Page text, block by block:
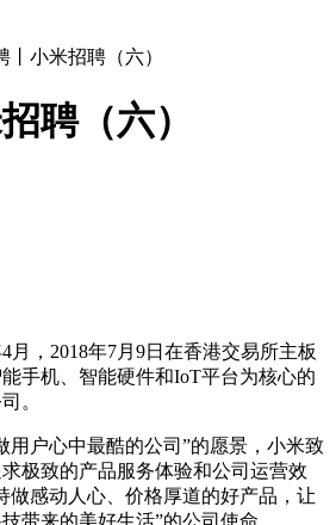
丨小米招聘（六）
聘（六）
月，2018年7月9日在香港交易所主板
手机、智能硬件和IoT平台为核心的
。
用户心中最酷的公司”的愿景，小米致
极致的产品服务体验和公司运营效
做感动人心、价格厚道的好产品，让
带来的美好生活”的公司使命。